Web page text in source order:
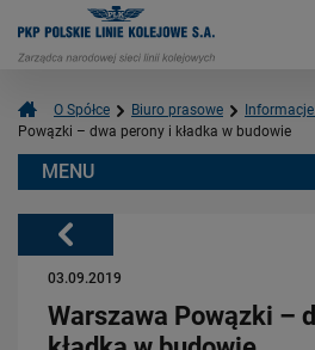
O Spółce Biuro prasowe
Powązki – dwa perony i kładka w budowie
Powrót
03.09.2019
Warszawa Powązki –
MENU